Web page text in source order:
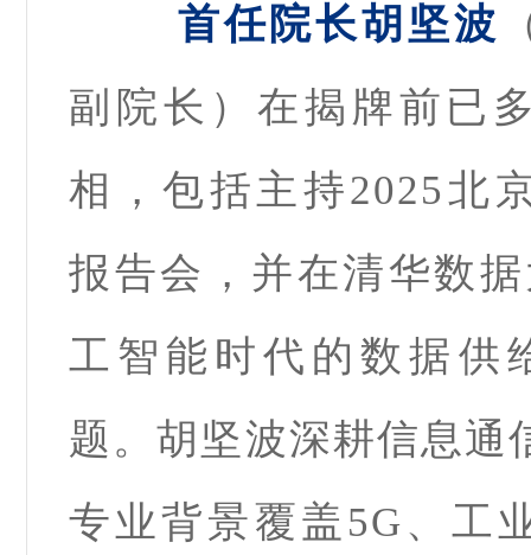
首任院长胡坚波
副院长）在揭牌前已
相，包括主持2025北
报告会，并在清华数
工智能时代的数据供
题。胡坚波深耕信息通
专业背景覆盖5G、工